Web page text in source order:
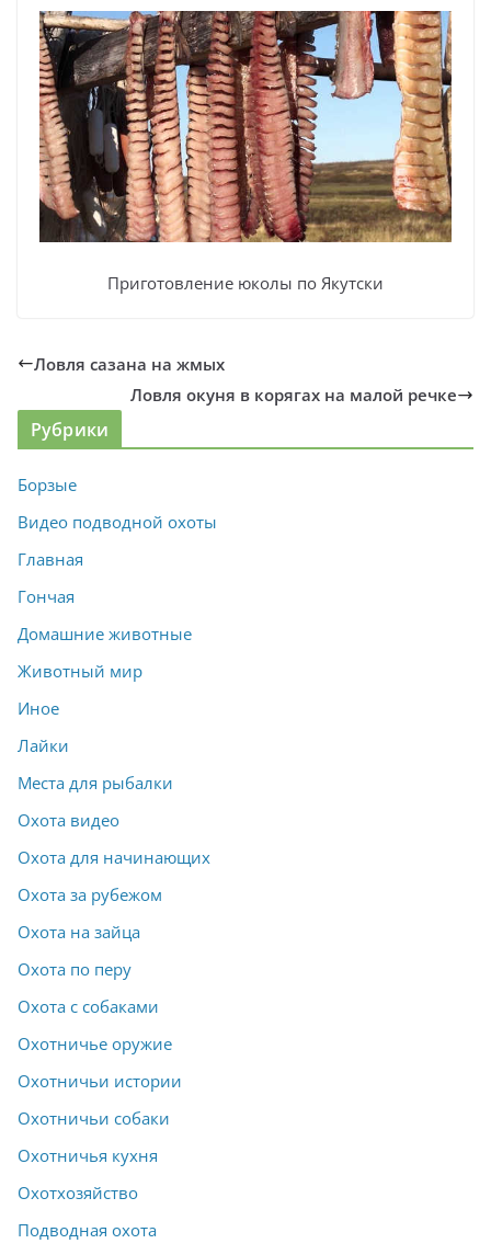
Приготовление юколы по Якутски
Ловля сазана на жмых
Ловля окуня в корягах на малой речке
Рубрики
Борзые
Видео подводной охоты
Главная
Гончая
Домашние животные
Животный мир
Иное
Лайки
Места для рыбалки
Охота видео
Охота для начинающих
Охота за рубежом
Охота на зайца
Охота по перу
Охота с собаками
Охотничье оружие
Охотничьи истории
Охотничьи собаки
Охотничья кухня
Охотхозяйство
Подводная охота